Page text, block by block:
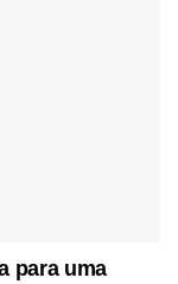
para uma